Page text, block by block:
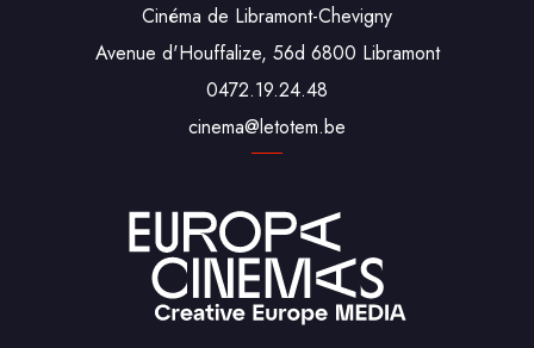
Cinéma de Libramont-Chevigny
Avenue d'Houffalize, 56d 6800 Libramont
0472.19.24.48
cine‌ma‌@‌leto‌tem.be